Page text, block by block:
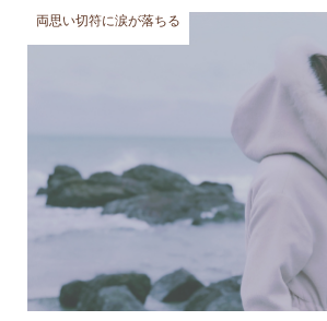
両思い切符に涙が落ちる